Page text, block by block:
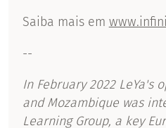
Saiba mais em
--
In February 2022 LeYa's
and Mozambique was
Learning Group, a key